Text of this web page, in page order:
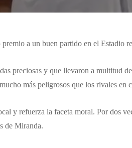
a un buen partido en el Estadio
preciosas y que llevaron a multitud
más peligrosos que los rivales en
y refuerza la faceta moral. Por dos
de Miranda.